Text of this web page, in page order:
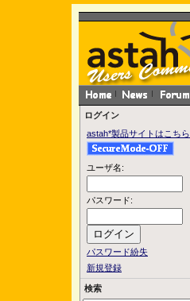
ログイン
astah*製品サイトはこちら
ユーザ名:
パスワード:
パスワード紛失
新規登録
検索